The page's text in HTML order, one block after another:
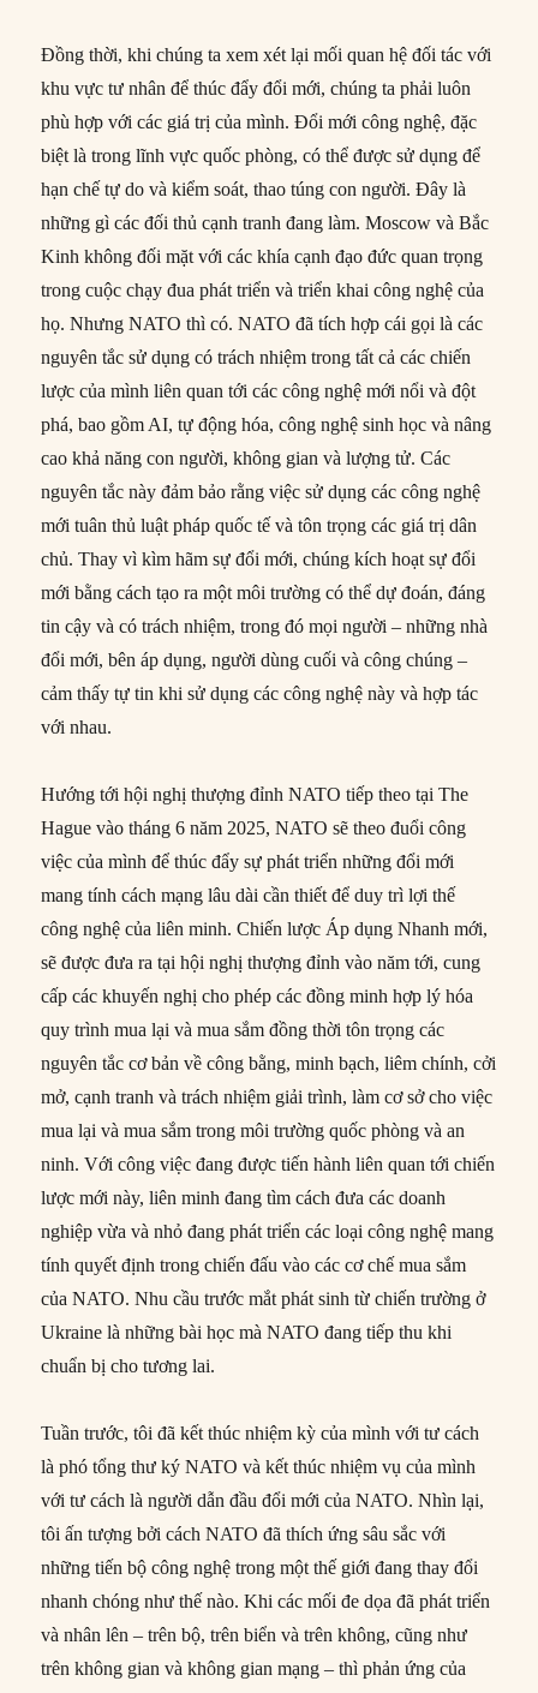
Đồng thời, khi chúng ta xem xét lại mối quan hệ đối tác với
khu vực tư nhân để thúc đẩy đổi mới, chúng ta phải luôn
phù hợp với các giá trị của mình. Đổi mới công nghệ, đặc
biệt là trong lĩnh vực quốc phòng, có thể được sử dụng để
hạn chế tự do và kiểm soát, thao túng con người. Đây là
những gì các đối thủ cạnh tranh đang làm. Moscow và Bắc
Kinh không đối mặt với các khía cạnh đạo đức quan trọng
trong cuộc chạy đua phát triển và triển khai công nghệ của
họ. Nhưng NATO thì có. NATO đã tích hợp cái gọi là các
nguyên tắc sử dụng có trách nhiệm trong tất cả các chiến
lược của mình liên quan tới các công nghệ mới nổi và đột
phá, bao gồm AI, tự động hóa, công nghệ sinh học và nâng
cao khả năng con người, không gian và lượng tử. Các
nguyên tắc này đảm bảo rằng việc sử dụng các công nghệ
mới tuân thủ luật pháp quốc tế và tôn trọng các giá trị dân
chủ. Thay vì kìm hãm sự đổi mới, chúng kích hoạt sự đổi
mới bằng cách tạo ra một môi trường có thể dự đoán, đáng
tin cậy và có trách nhiệm, trong đó mọi người – những nhà
đổi mới, bên áp dụng, người dùng cuối và công chúng –
cảm thấy tự tin khi sử dụng các công nghệ này và hợp tác
với nhau.
Hướng tới hội nghị thượng đỉnh NATO tiếp theo tại The
Hague vào tháng 6 năm 2025, NATO sẽ theo đuổi công
việc của mình để thúc đẩy sự phát triển những đổi mới
mang tính cách mạng lâu dài cần thiết để duy trì lợi thế
công nghệ của liên minh. Chiến lược Áp dụng Nhanh mới,
sẽ được đưa ra tại hội nghị thượng đỉnh vào năm tới, cung
cấp các khuyến nghị cho phép các đồng minh hợp lý hóa
quy trình mua lại và mua sắm đồng thời tôn trọng các
nguyên tắc cơ bản về công bằng, minh bạch, liêm chính, cởi
mở, cạnh tranh và trách nhiệm giải trình, làm cơ sở cho việc
mua lại và mua sắm trong môi trường quốc phòng và an
ninh. Với công việc đang được tiến hành liên quan tới chiến
lược mới này, liên minh đang tìm cách đưa các doanh
nghiệp vừa và nhỏ đang phát triển các loại công nghệ mang
tính quyết định trong chiến đấu vào các cơ chế mua sắm
của NATO. Nhu cầu trước mắt phát sinh từ chiến trường ở
Ukraine là những bài học mà NATO đang tiếp thu khi
chuẩn bị cho tương lai.
Tuần trước, tôi đã kết thúc nhiệm kỳ của mình với tư cách
là phó tổng thư ký NATO và kết thúc nhiệm vụ của mình
với tư cách là người dẫn đầu đổi mới của NATO. Nhìn lại,
tôi ấn tượng bởi cách NATO đã thích ứng sâu sắc với
những tiến bộ công nghệ trong một thế giới đang thay đổi
nhanh chóng như thế nào. Khi các mối đe dọa đã phát triển
và nhân lên – trên bộ, trên biển và trên không, cũng như
trên không gian và không gian mạng – thì phản ứng của